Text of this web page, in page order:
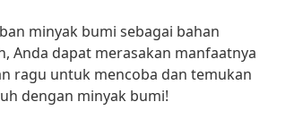
minyak bumi sebagai bahan
Anda dapat merasakan manfaatnya
ragu untuk mencoba dan temukan
dengan minyak bumi!